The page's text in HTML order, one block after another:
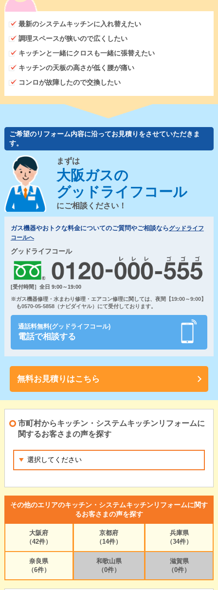
最新のシステムキッチンに入れ替えたい
調理スペースが狭いので広くしたい
キッチンと一緒にクロスも一緒に張替えたい
キッチンの天板の高さが低く腰が痛い
コンロが故障したので交換したい
ご希望のリフォーム内容に沿ってお見積りをさせていただきま
す。
まずは
大阪ガスの
グッドライフコール
にご相談ください！
ガス機器やおトクな料金についてのご質問やご相談ならグッドライフ
コールへ
グッドライフコール
[受付時間］全日 9:00～19:00
※ガス機器修理・水まわり修理・エアコン修理に関しては、夜間【19:00～9:00】
も0570-05-5858（ナビダイヤル）にて受付しております。
通話料無料(グッドライフコール)
電話で相談する
無料お見積りはこちら
市町村からキッチン・システムキッチンリフォームに
関するお客さまの声を探す
その他のエリアのキッチン・システムキッチンリフォームに関す
るお客さまの声を探す
大阪府
（42件）
京都府
（14件）
兵庫県
（34件）
奈良県
（6件）
和歌山県
（0件）
滋賀県
（0件）